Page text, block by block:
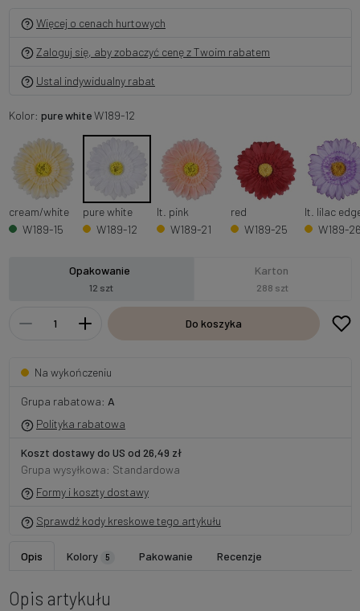
Więcej o cenach hurtowych
Zaloguj się, aby zobaczyć cenę z Twoim rabatem
Ustal indywidualny rabat
Kolor: pure whiteW189-12
cream/white
W189-15
pure white
W189-12
lt. pink
W189-21
red
W189-25
lt. lilac
W189-
Opakowanie
12 szt
Karton
288 szt
Do koszyka
Na wykończeniu
Grupa rabatowa: A
Polityka rabatowa
Koszt dostawy do US od 26,49 zł
Grupa wysyłkowa: Standardowa
Formy i koszty dostawy
Sprawdź kody kreskowe tego artykułu
Opis Kolory 5 Pakowanie Recenzje
Opis artykułu